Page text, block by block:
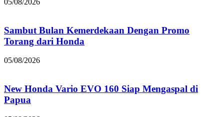
Sambut Bulan Kemerdekaan Dengan Promo
Torang dari Honda
05/08/2026
New Honda Vario EVO 160 Siap Mengaspal di
Papua